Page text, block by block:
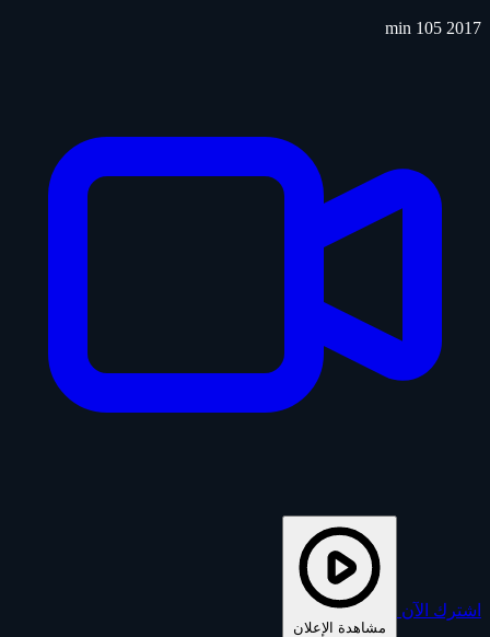
2017
105 min
اشترك الآن
مشاهدة الإعلان